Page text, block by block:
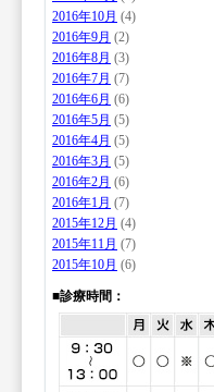
2016年10月 (4)
2016年9月 (2)
2016年8月 (3)
2016年7月 (7)
2016年6月 (6)
2016年5月 (5)
2016年4月 (5)
2016年3月 (5)
2016年2月 (6)
2016年1月 (7)
2015年12月 (4)
2015年11月 (7)
2015年10月 (6)
■診療時間：